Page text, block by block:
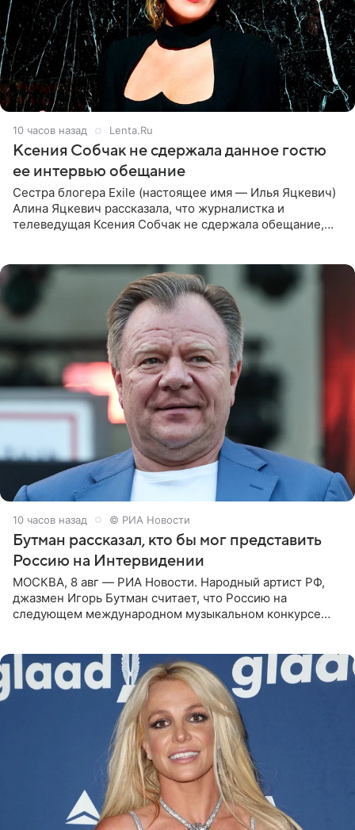
10 часов назад Lenta.Ru
Ксения Собчак не сдержала данное гостю
ее интервью обещание
Сестра блогера Exile (настоящее имя — Илья Яцкевич)
Алина Яцкевич рассказала, что журналистка и
телеведущая Ксения Собчак не сдержала обещание,
10 часов назад © РИА Новости
Бутман рассказал, кто бы мог представить
Россию на Интервидении
МОСКВА, 8 авг — РИА Новости. Народный артист РФ,
джазмен Игорь Бутман считает, что Россию на
следующем международном музыкальном конкурсе